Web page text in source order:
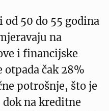
od 50 do 55 godina
na
i financijske
otpada čak 28%
potrošnje, što je
na kreditne